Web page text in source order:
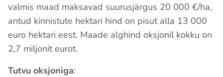
valmis maad maksavad suurusjärgus 20 000 €/ha,
antud kinnistute hektari hind on pisut alla 13 000
euro hektari eest. Maade alghind oksjonil kokku on
2,7 miljonit eurot.
Tutvu oksjoniga: